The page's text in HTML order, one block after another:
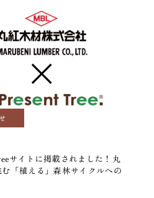
サイトに掲載されました！丸
「植える」森林サイクルへの